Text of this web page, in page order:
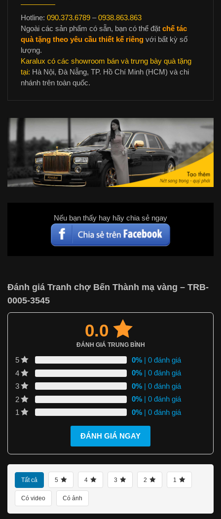
Hotline: 090.373.6789 –0938.863.863
Ngoài các sản phẩm có sẵn, bạn có thể đặt chế tác
quà tặng theo yêu cầu thiết kế riêng với bất kỳ số
lượng.
Karalux có các showroom bán và trưng bày quà tặng
tại: Hà Nội, Đà Nẵng, TP. Hồ Chí Minh (HCM) và chi
nhánh trên toàn quốc.
Nếu bạn thấy hay hãy chia sẻ ngay
Đánh giá Tranh chợ Bến Thành mạ vàng – TRB-
0005-3545
0.0
ĐÁNH GIÁ TRUNG BÌNH
5 0% | 0 đánh giá
4
0% | 0 đánh giá
3
0% | 0 đánh giá
2
0% | 0 đánh giá
1
0% | 0 đánh giá
ĐÁNH GIÁ NGAY
Tất cả 5 4 3 2 1
Có video Có ảnh